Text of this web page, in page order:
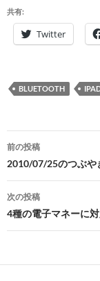
共有:
Twitter
BLUETOOTH
投
稿
ナ
ビ
ゲ
ー
前の投稿
2010/07/25のつぶや
次の投稿
4種の電子マネーに